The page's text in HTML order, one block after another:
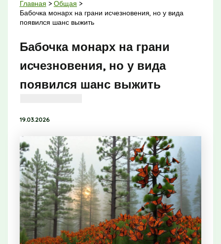
Главная
Общая
Бабочка монарх на грани исчезновения, но у вида
появился шанс выжить
Бабочка монарх на грани
исчезновения, но у вида
появился шанс выжить
19.03.2026